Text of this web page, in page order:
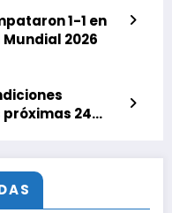
1-1 en
2026
24